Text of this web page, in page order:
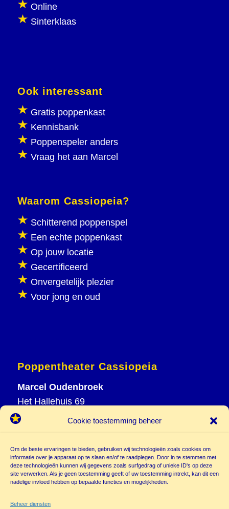
Cookie toestemming beheer
Om de beste ervaringen te bieden, gebruiken wij technologieën zoals cookies om
informatie over je apparaat op te slaan en/of te raadplegen. Door in te stemmen met
deze technologieën kunnen wij gegevens zoals surfgedrag of unieke ID's op deze
site verwerken. Als je geen toestemming geeft of uw toestemming intrekt, kan dit een
nadelige invloed hebben op bepaalde functies en mogelijkheden.
Beheer diensten
Online
Sinterklaas
Ook interessant
Gratis poppenkast
Kennisbank
Poppenspeler anders
Vraag het aan Marcel
Waarom Cassiopeia?
Schitterend poppenspel
Een echte poppenkast
Op jouw locatie
Gecertificeerd
Onvergetelijk plezier
Voor jong en oud
Poppentheater Cassiopeia
Marcel Oudenbroek
Het Hallehuis 69
3823 VH Amersfoort
M 06 20 26 94 61
info@
poppentheatercassiopeia.nl